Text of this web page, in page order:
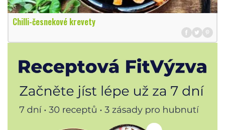
Chilli-česnekové krevety